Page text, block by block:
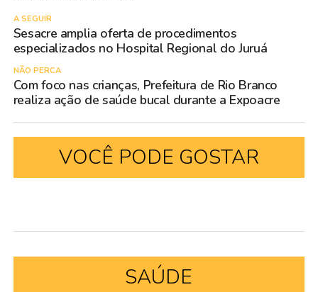
A SEGUIR
Sesacre amplia oferta de procedimentos
especializados no Hospital Regional do Juruá
NÃO PERCA
Com foco nas crianças, Prefeitura de Rio Branco
realiza ação de saúde bucal durante a Expoacre
VOCÊ PODE GOSTAR
SAÚDE